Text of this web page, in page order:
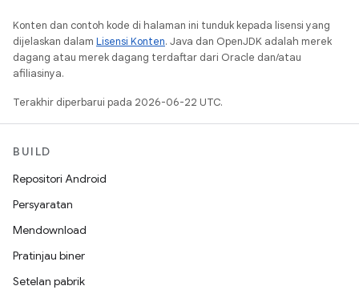
Konten dan contoh kode di halaman ini tunduk kepada lisensi yang
dijelaskan dalam Lisensi Konten. Java dan OpenJDK adalah merek
dagang atau merek dagang terdaftar dari Oracle dan/atau
afiliasinya.
Terakhir diperbarui pada 2026-06-22 UTC.
BUILD
Repositori Android
Persyaratan
Mendownload
Pratinjau biner
Setelan pabrik